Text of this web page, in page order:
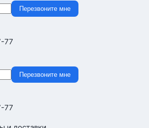
Перезвоните мне
77
Перезвоните мне
77